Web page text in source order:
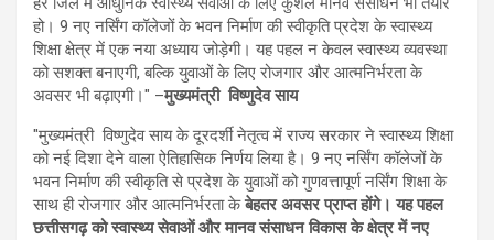
हो। 9 नए नर्सिंग कॉलेजों के भवन निर्माण की स्वीकृति प्रदेश के स्वास्थ्य
शिक्षा क्षेत्र में एक नया अध्याय जोड़ेगी। यह पहल न केवल स्वास्थ्य व्यवस्था
को सशक्त बनाएगी, बल्कि युवाओं के लिए रोजगार और आत्मनिर्भरता के
अवसर भी बढ़ाएगी।" –मुख्यमंत्री विष्णुदेव साय
"मुख्यमंत्री विष्णुदेव साय के दूरदर्शी नेतृत्व में राज्य सरकार ने स्वास्थ्य शिक्षा
को नई दिशा देने वाला ऐतिहासिक निर्णय लिया है। 9 नए नर्सिंग कॉलेजों के
भवन निर्माण की स्वीकृति से प्रदेश के युवाओं को गुणवत्तापूर्ण नर्सिंग शिक्षा के
साथ ही रोजगार और आत्मनिर्भरता केबेहतर अवसर प्राप्त होंगे। यह पहल
छत्तीसगढ़ को स्वास्थ्य सेवाओं और मानव संसाधन विकास के क्षेत्र में नए